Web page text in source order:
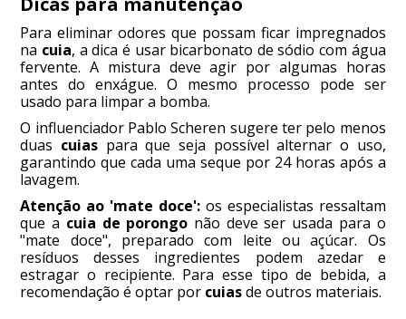
Para eliminar odores que possam ficar impregnados
na cuia, a dica é usar bicarbonato de sódio com água
fervente. A mistura deve agir por algumas horas
antes do enxágue. O mesmo processo pode ser
usado para limpar a bomba.
O influenciador Pablo Scheren sugere ter pelo menos
duas cuias para que seja possível alternar o uso,
garantindo que cada uma seque por 24 horas após a
lavagem.
Atenção ao 'mate doce': os especialistas ressaltam
que a cuia de porongo não deve ser usada para o
"mate doce", preparado com leite ou açúcar. Os
resíduos desses ingredientes podem azedar e
estragar o recipiente. Para esse tipo de bebida, a
recomendação é optar por cuiasde outros materiais.